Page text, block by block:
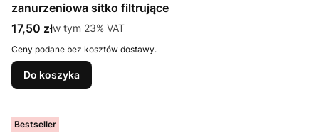
zanurzeniowa sitko filtrujące
Cena brutto
17,50 złw tym %s VAT
w tym 23% VAT
Ceny podane bez kosztów dostawy.
Do koszyka
Bestseller